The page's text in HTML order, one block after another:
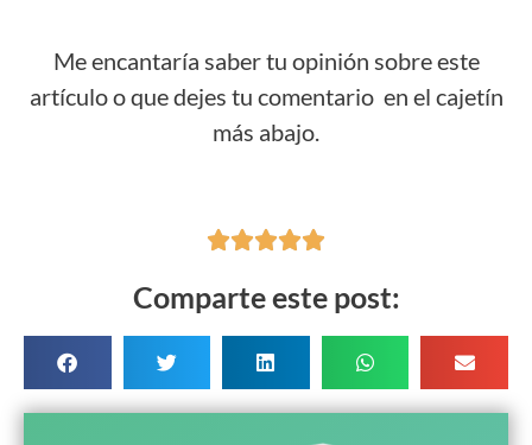
Me encantaría saber tu opinión sobre este
artículo o que dejes tu comentario en el cajetín
más abajo.

Comparte este post: